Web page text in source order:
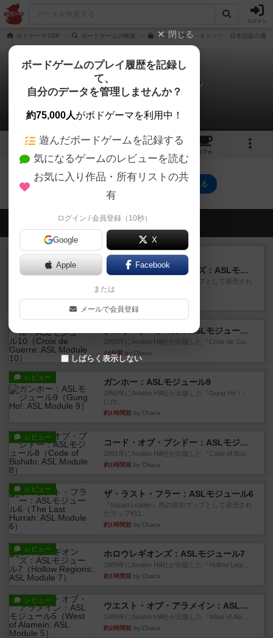
ログイン
ボドゲーマTOP ボードゲームの検索 ハウス・オブ・キャッツ 日本語版の通
ハウス・オブ・キャッツ
0件の動画
2 3
カフェ
ハウス・オブ・キャッツのトップに戻る
会員の新しい投稿
レビュー
ドゥームド・バタリオンズ：ASLモジュール11
『Squad Leader』用の追加マップとして発売され
たマップの#9...
32分前by Chaco
クロワ・ド・ゲール：ASLモジュール10
1992年にAvalon Hill社が出版した『Croix de Gu...
44分前 by Chaco
レビュー ガンホー：ASLモジュール9
1992年にAvalon Hill社が出版した『Gung Ho！』
に付...
約1時間前 by Chaco
レビュー
コード・オブ・ブシドー：ASLモジュール8
1991年にAvalon Hill社が出版した『Code of Bus...
約1時間前 by Chaco
レビュー ザ・ラスト・フラー：ASLモジュール6
『Squad Leader』用の追加マップとして発売され
たマップ#11...
約1時間前 by Chaco
レビュー ホロウレギオンズ：ASLモジュール7
1989年にAvalon Hill社が出版した『Hollow Legi...
約1時間前 by Chaco
レビュー
ウエスト・オブ・アラメイン：ASLモジュール5
1988年にAvalon Hill社が出版した『West of Ala...
約2時間前 by Chaco
閉じる
ボードゲームのプレイ履歴を記録し
て、
自分のデータを管理しませんか？
約75,000人がボドゲーマを利用中！
遊んだボードゲームを記録する
気になるゲームのレビューを読む
お気に入り作品・所有リストの共
有
ログイン / 会員登録（10秒）
Google X
Apple Facebook
または
メールで会員登録
しばらく表示しない